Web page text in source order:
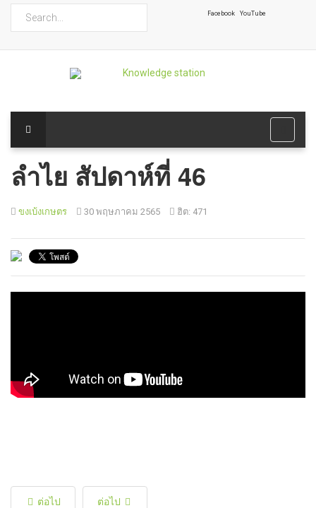
Facebook YouTube
ลำไย สัปดาห์ที่ 46
ขงเบ้งเกษตร 30 พฤษภาคม 2565 ฮิต: 471
ต่อไป ต่อไป